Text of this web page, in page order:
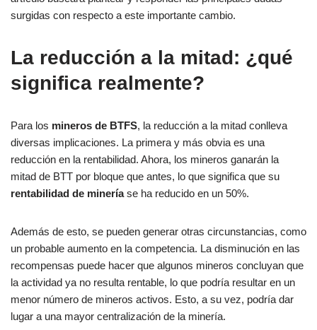
surgidas con respecto a este importante cambio.
La reducción a la mitad: ¿qué
significa realmente?
Para los mineros de BTFS, la reducción a la mitad conlleva
diversas implicaciones. La primera y más obvia es una
reducción en la rentabilidad. Ahora, los mineros ganarán la
mitad de BTT por bloque que antes, lo que significa que su
rentabilidad de mineríase ha reducido en un 50%.
Además de esto, se pueden generar otras circunstancias, como
un probable aumento en la competencia. La disminución en las
recompensas puede hacer que algunos mineros concluyan que
la actividad ya no resulta rentable, lo que podría resultar en un
menor número de mineros activos. Esto, a su vez, podría dar
lugar a una mayor centralización de la minería.